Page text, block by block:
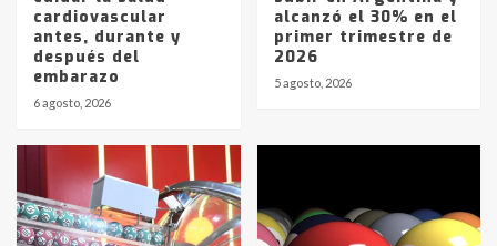
cardiovascular
antes, durante y
después del
embarazo
6 agosto, 2026
alcanzó el 30% en el
primer trimestre de
2026
5 agosto, 2026